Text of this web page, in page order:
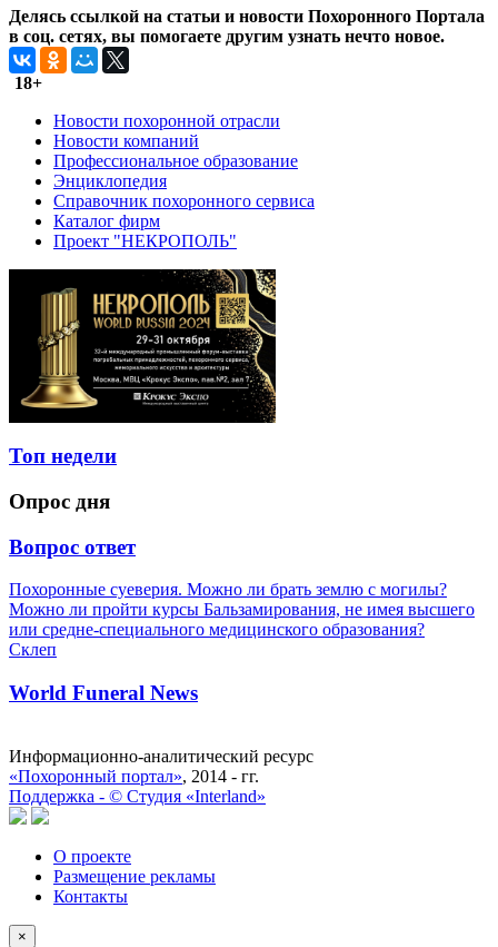
Делясь ссылкой на статьи и новости Похоронного Портала
в соц. сетях, вы помогаете другим узнать нечто новое.
18+
Новости похоронной отрасли
Новости компаний
Профессиональное образование
Энциклопедия
Справочник похоронного сервиса
Каталог фирм
Проект "НЕКРОПОЛЬ"
Топ недели
Опрос дня
Вопрос ответ
Похоронные суеверия. Можно ли брать землю с могилы?
Можно ли пройти курсы Бальзамирования, не имея высшего
или средне-специального медицинского образования?
Склеп
World Funeral News
Информационно-аналитический ресурс
«Похоронный портал», 2014 - гг.
Поддержка - © Cтудия «Interland»
О проекте
Размещение рекламы
Контакты
×